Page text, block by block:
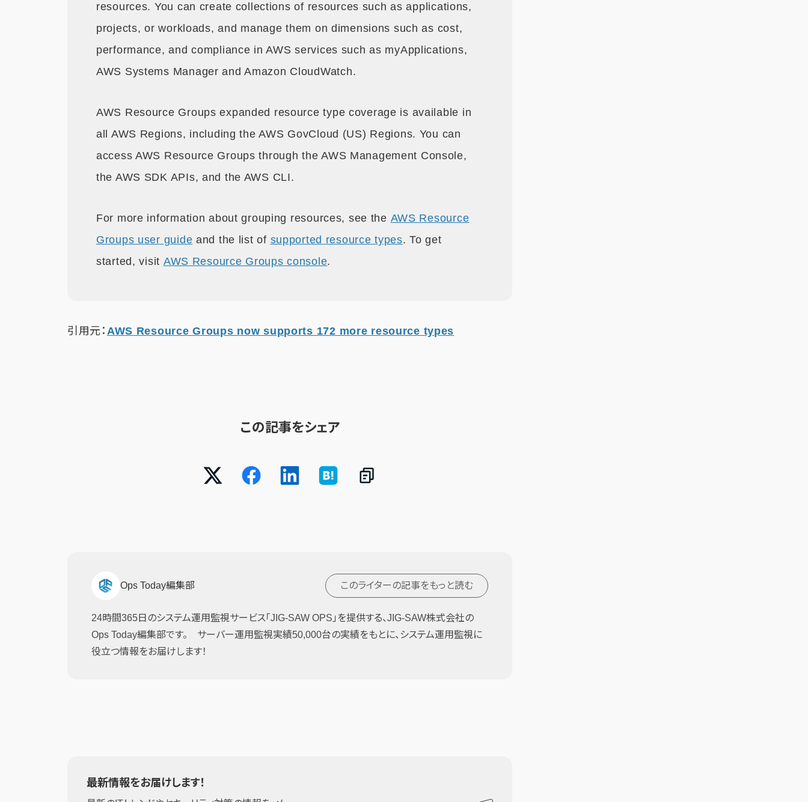
resources. You can create collections of resources such as applications,
projects, or workloads, and manage them on dimensions such as cost,
performance, and compliance in AWS services such as myApplications,
AWS Systems Manager and Amazon CloudWatch.
AWS Resource Groups expanded resource type coverage is available in
all AWS Regions, including the AWS GovCloud (US) Regions. You can
access AWS Resource Groups through the AWS Management Console,
the AWS SDK APIs, and the AWS CLI.
For more information about grouping resources, see the AWS Resource
Groups user guide and the list of supported resource types. To get
started, visit AWS Resource Groups console.
引用元： AWS Resource Groups now supports 172 more resource types
この記事をシェア
Ops Today編集部 このライターの記事をもっと読む
24時間365日のシステム運用監視サービス「JIG-SAW OPS」を提供する、JIG-SAW株式会社の
Ops Today編集部です。 サーバー運用監視実績50,000台の実績をもとに、システム運用監視に
役立つ情報をお届けします！
最新情報をお届けします！